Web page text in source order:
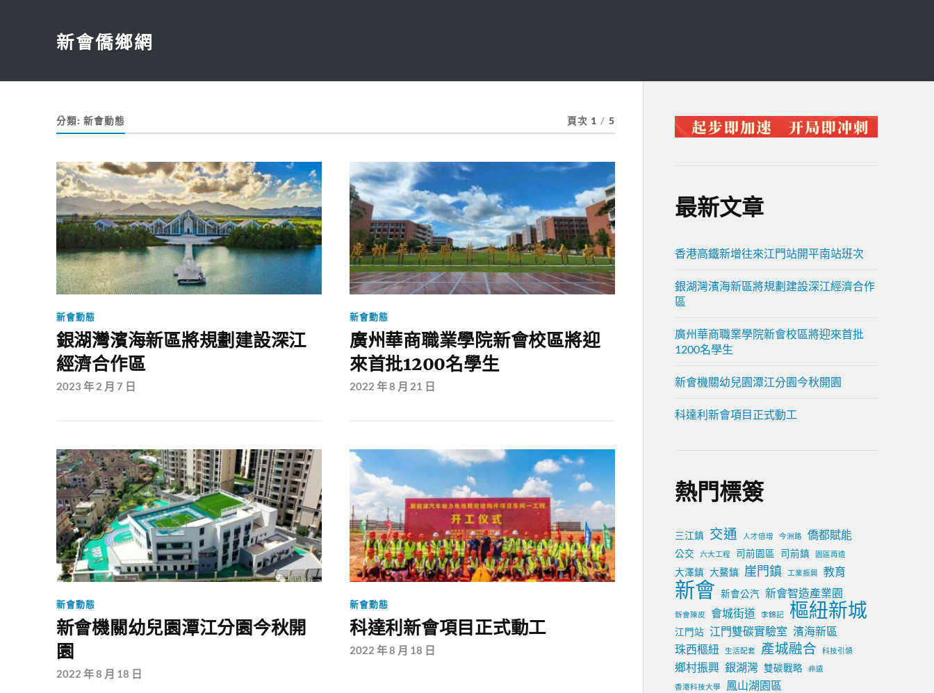
新會僑鄉網
分類: 新會動態 頁次 1 / 5
新會動態
銀湖灣濱海新區將規劃建設深江
經濟合作區
2023 年 2 月 7 日
新會動態
廣州華商職業學院新會校區將迎
來首批1200名學生
2022 年 8 月 21 日
新會動態
新會機關幼兒園潭江分園今秋開
園
2022 年 8 月 18 日
新會動態
科達利新會項目正式動工
2022 年 8 月 18 日
最新文章
香港高鐵新增往來江門站開平南站班次
銀湖灣濱海新區將規劃建設深江經濟合作
區
廣州華商職業學院新會校區將迎來首批
1200名學生
新會機關幼兒園潭江分園今秋開園
科達利新會項目正式動工
熱門標簽
三江鎮 交通 人才倍增 今洲路 僑都賦能
公交 六大工程 司前園區 司前鎮 園區再造
大澤鎮 大鰲鎮 崖門鎮 工業振興 教育
新會 新會公汽 新會智造產業園
新會陳皮 會城街道 李錦記 樞紐新城
江門站 江門雙碳實驗室 濱海新區
珠西樞紐
生活配套 產城融合 科技引領
鄉村振興 銀湖灣 雙碳戰略
非遺
香港科技大學
鳳山湖園區